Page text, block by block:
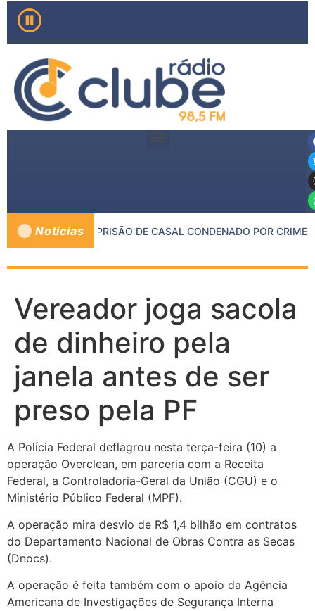
Notícias
RESULTA NA PRISÃO DE CASAL CONDENADO POR CRIMES
Vereador joga sacola
de dinheiro pela
janela antes de ser
preso pela PF
A Polícia Federal deflagrou nesta terça-feira (10) a
operação Overclean, em parceria com a Receita
Federal, a Controladoria-Geral da União (CGU) e o
Ministério Público Federal (MPF).
A operação mira desvio de R$ 1,4 bilhão em contratos
do Departamento Nacional de Obras Contra as Secas
(Dnocs).
A operação é feita também com o apoio da Agência
Americana de Investigações de Segurança Interna